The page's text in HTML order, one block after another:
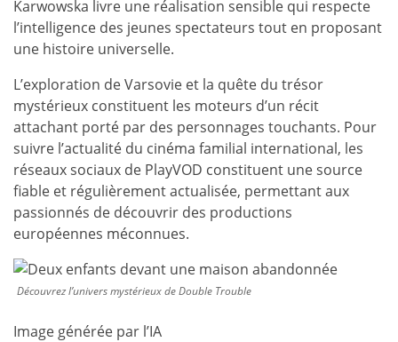
Karwowska livre une réalisation sensible qui respecte
l’intelligence des jeunes spectateurs tout en proposant
une histoire universelle.
L’exploration de Varsovie et la quête du trésor
mystérieux constituent les moteurs d’un récit
attachant porté par des personnages touchants. Pour
suivre l’actualité du cinéma familial international, les
réseaux sociaux de PlayVOD constituent une source
fiable et régulièrement actualisée, permettant aux
passionnés de découvrir des productions
européennes méconnues.
Découvrez l’univers mystérieux de Double Trouble
Image générée par l’IA